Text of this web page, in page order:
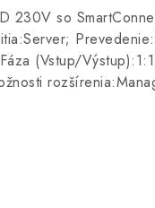
230V so
(Vstup/